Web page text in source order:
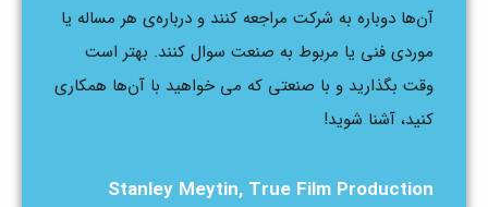
آن‌ها دوباره به شرکت مراجعه کنند و درباره‌ی هر مساله یا
موردی فنی یا مربوط به صنعت سوال کنند. بهتر است
وقت بگذارید و با صنعتی که می خواهید با آن‌ها همکاری
کنید، آشنا شوید!
Stanley Meytin, True Film Production